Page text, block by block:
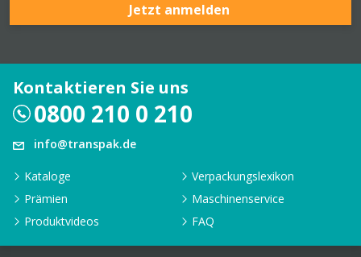
Jetzt anmelden
Kontaktieren Sie uns
0800 210 0 210
info@transpak.de
Kataloge
Verpackungslexikon
Prämien
Maschinenservice
Produktvideos
FAQ